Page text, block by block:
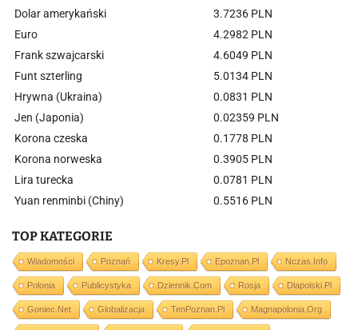
Dolar amerykański
3.7236 PLN
Euro
4.2982 PLN
Frank szwajcarski
4.6049 PLN
Funt szterling
5.0134 PLN
Hrywna (Ukraina)
0.0831 PLN
Jen (Japonia)
0.02359 PLN
Korona czeska
0.1778 PLN
Korona norweska
0.3905 PLN
Lira turecka
0.0781 PLN
Yuan renminbi (Chiny)
0.5516 PLN
TOP KATEGORIE
Wiadomości Poznań Kresy.pl Epoznan.pl Nczas.info
Polonia Publicystyka Dziennik.com Rosja Dlapolski.pl
Goniec.net Globalizacja TenPoznan.pl Magnapolonia.org